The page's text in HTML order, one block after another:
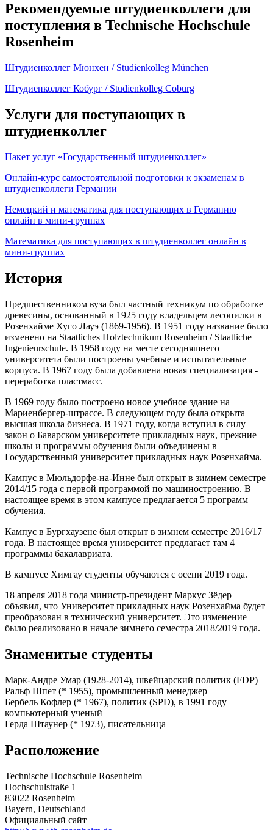
Рекомендуемые штудиенколлеги для
поступления в Technische Hochschule
Rosenheim
Штудиенколлег Мюнхен / Studienkolleg München
Штудиенколлег Кобург / Studienkolleg Coburg
Услуги для поступающих в
штудиенколлег
Пакет услуг «Государственный штудиенколлег»
Онлайн-курс самостоятельной подготовки к экзаменам в
штудиенколлеги Германии
Немецкий и математика для поступающих в Германию
онлайн в мини-группах
Математика для поступающих в штудиенколлег онлайн в
мини-группах
История
Предшественником вуза был частный техникум по обработке
древесины, основанный в 1925 году владельцем лесопилки в
Розенхайме Хуго Лауэ (1869-1956). В 1951 году название было
изменено на Staatliches Holztechnikum Rosenheim / Staatliche
Ingenieurschule. В 1958 году на месте сегодняшнего
университета были построены учебные и испытательные
корпуса. В 1967 году была добавлена новая специализация -
переработка пластмасс.
В 1969 году было построено новое учебное здание на
Мариенбергер-штрассе. В следующем году была открыта
высшая школа бизнеса. В 1971 году, когда вступил в силу
закон о Баварском университете прикладных наук, прежние
школы и программы обучения были объединены в
Государственный университет прикладных наук Розенхайма.
Кампус в Мюльдорфе-на-Инне был открыт в зимнем семестре
2014/15 года с первой программой по машиностроению. В
настоящее время в этом кампусе предлагается 5 программ
обучения.
Кампус в Бургхаузене был открыт в зимнем семестре 2016/17
года. В настоящее время университет предлагает там 4
программы бакалавриата.
В кампусе Химгау студенты обучаются с осени 2019 года.
18 апреля 2018 года министр-президент Маркус Зёдер
объявил, что Университет прикладных наук Розенхайма будет
преобразован в технический университет. Это изменение
было реализовано в начале зимнего семестра 2018/2019 года.
Знаменитые студенты
Марк-Андре Умар (1928-2014), швейцарский политик (FDP)
Ральф Шпет (* 1955), промышленный менеджер
Бербель Кофлер (* 1967), политик (SPD), в 1991 году
компьютерный ученый
Герда Штаунер (* 1973), писательница
Расположение
Technische Hochschule Rosenheim
Hochschulstraße 1
83022 Rosenheim
Bayern, Deutschland
Официальный сайт